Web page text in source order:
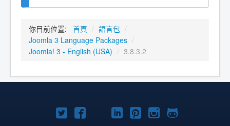
你目前位置: 首頁 / 語言包 /
Joomla 3 Language Packages /
Joomla! 3 - English (USA) / 3.8.3.2
TwitterFacebookYouTube
Linkedln
Pinterest
Instagram
GitHub